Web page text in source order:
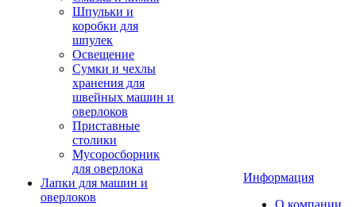
Шпульки и
коробки для
шпулек
Освещение
Сумки и чехлы
хранения для
швейных машин и
оверлоков
Приставные
столики
Мусоросборник
для оверлока
Лапки для машин и
оверлоков
Информация
О компании